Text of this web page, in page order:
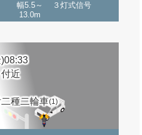
幅5.5～
13.0m
３灯式信号
近
二種二輪車(1)